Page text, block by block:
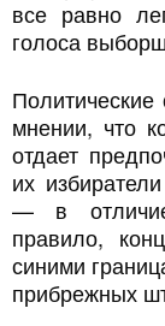
все равно
голоса
мнении, что
отдает
их
— в
правило,
синими
прибрежных